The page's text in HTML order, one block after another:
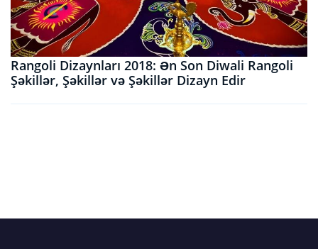
Rangoli Dizaynları 2018: Ən Son Diwali Rangoli
Şəkillər, Şəkillər və Şəkillər Dizayn Edir